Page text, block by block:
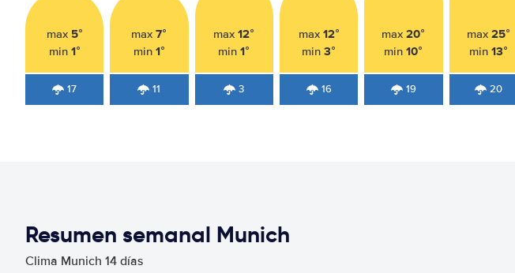
max 5°
min 1°
17
max7°
min 1°
11
max12°
min1°
3
max 12°
min3°
16
max20°
min10°
19
max 25°
min 13°
20
Resumen semanal Munich
Clima Munich 14 días